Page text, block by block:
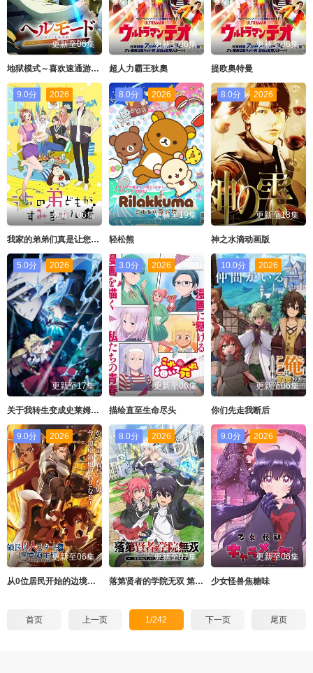
更新至06集
地狱模式～喜欢速通游戏的玩家在废设定异世界无双～第二季
更新至06集
超人力霸王狄奧
更新至06集
提欧奥特曼
9.0分 2026
更新至06集
我家的弟弟们真是让您费心了
8.0分 2026
更新至19集
轻松熊
8.0分 2026
更新至18集
神之水滴动画版
5.0分 2026
更新至17集
关于我转生变成史莱姆这档事第四季
3.0分 2026
更新至06集
描绘直至生命尽头
10.0分 2026
更新至06集
你们先走我断后
9.0分 2026
更新至06集
从0位居民开始的边境领主大人
8.0分 2026
更新至07集
落第贤者的学院无双 第二回转生，S等级作弊魔术师冒险记
9.0分 2026
更新至06集
少女怪兽焦糖味
首页 上一页 1/242 下一页 尾页